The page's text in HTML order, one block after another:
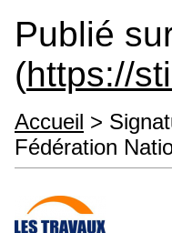
Publié
(https://
Accueil >
Fédération